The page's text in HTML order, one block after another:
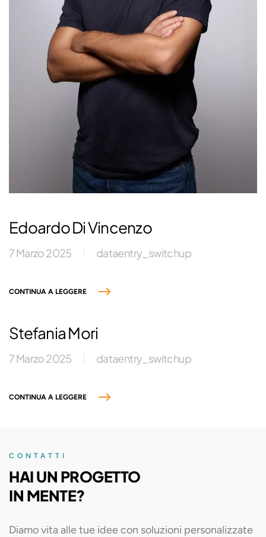
Edoardo Di Vincenzo
7 Marzo 2025 dataentry_switchup
CONTINUA A LEGGERE
Stefania Mori
7 Marzo 2025 dataentry_switchup
CONTINUA A LEGGERE
CONTATTI
HAI UN PROGETTO
IN MENTE?
Diamo vita alle tue idee con soluzioni personalizzate